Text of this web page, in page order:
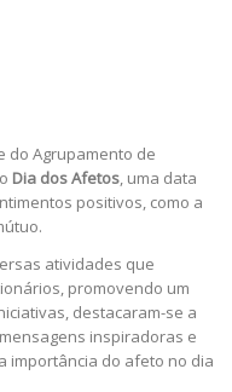
do Agrupamento de
Dia dos Afetos, uma data
positivos, como a
atividades que
promovendo um
destacaram-se a
inspiradoras e
importância do afeto no dia